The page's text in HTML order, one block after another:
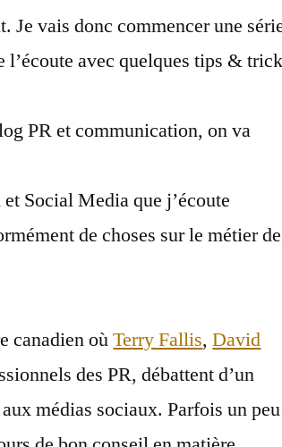
Je vais donc commencer une
l’écoute avec quelques tips &
PR et communication, on va
Social Media que j’écoute
de choses sur le métier de
canadien oùTerry Fallis,David
des PR, débattent d’un
médias sociaux. Parfois un peu